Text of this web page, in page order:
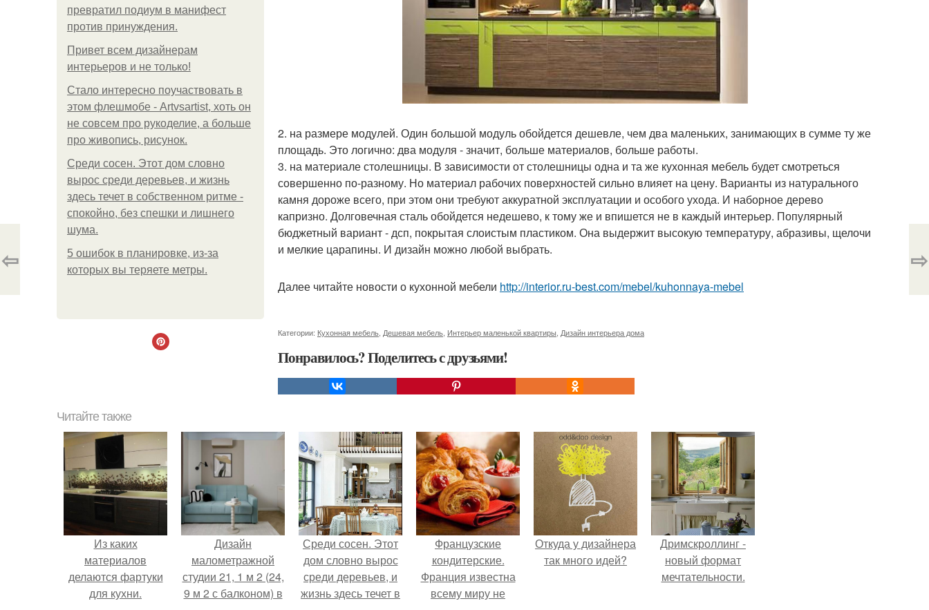
превратил подиум в манифест
против принуждения.
Привет всем дизайнерам
интерьеров и не только!
Стало интересно поучаствовать в
этом флешмобе - Artvsartist, хоть он
не совсем про рукоделие, а больше
про живопись, рисунок.
Среди сосен. Этот дом словно
вырос среди деревьев, и жизнь
здесь течет в собственном ритме -
спокойно, без спешки и лишнего
шума.
5 ошибок в планировке, из-за
которых вы теряете метры.
2. на размере модулей. Один большой модуль обойдется дешевле, чем два маленьких, занимающих в сумме ту же
площадь. Это логично: два модуля - значит, больше материалов, больше работы.
3. на материале столешницы. В зависимости от столешницы одна и та же кухонная мебель будет смотреться
совершенно по-разному. Но материал рабочих поверхностей сильно влияет на цену. Варианты из натурального
камня дороже всего, при этом они требуют аккуратной эксплуатации и особого ухода. И наборное дерево
капризно. Долговечная сталь обойдется недешево, к тому же и впишется не в каждый интерьер. Популярный
бюджетный вариант - дсп, покрытая слоистым пластиком. Она выдержит высокую температуру, абразивы, щелочи
и мелкие царапины. И дизайн можно любой выбрать.
Далее читайте новости о кухонной мебели http://interior.ru-best.com/mebel/kuhonnaya-mebel
Категории: Кухонная мебель Дешевая мебель Интерьер маленькой квартиры Дизайн интерьера дома
Понравилось? Поделитесь с друзьями!
⇦ ⇨
Читайте также
Из каких
материалов
делаются фартуки
для кухни.
Дизайн
малометражной
студии 21, 1 м 2 (24,
9 м 2 с балконом) в
Среди сосен. Этот
дом словно вырос
среди деревьев, и
жизнь здесь течет в
Французские
кондитерские.
Франция известна
всему миру не
Откуда у дизайнера
так много идей?
Дримскроллинг -
новый формат
мечтательности.